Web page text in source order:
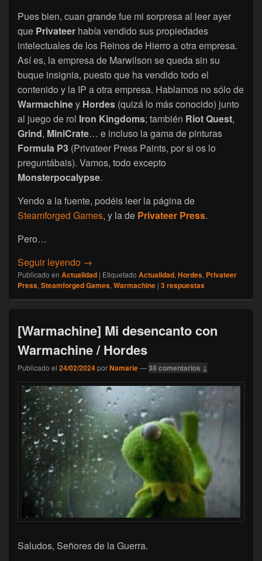
Pues bien, cuan grande fue mi sorpresa al leer ayer
que Privateer había vendido sus propiedades
intelectuales de los Reinos de Hierro a otra empresa.
Así es, la empresa de Marwilson se queda sin su
buque insignia, puesto que ha vendido todo el
contenido y la IP a otra empresa. Hablamos no sólo de
Warmachiney Hordes (quizá lo más conocido) junto
al juego de rol Iron Kingdoms; también Riot Quest,
Grind, MiniCrate… e incluso la gama de pinturas
Formula P3 (Privateer Press Paints, por si os lo
preguntábais). Vamos, todo excepto
Monsterpocalypse.
Yendo a la fuente, podéis leer la página de
Steamforged Games, y la de Privateer Press.
Pero…
Seguir leyendo [Actualidad] Warmachine, Hordes y los
→
Publicado en Actualidad | Etiquetado Actualidad, Hordes, Privateer
Press, Steamforged Games, Warmachine | 3respuestas
[Warmachine] Mi desencanto con
Warmachine / Hordes
Publicado el 24/02/2024porNamarie—38 comentarios ↓
Saludos, Señores de la Guerra.